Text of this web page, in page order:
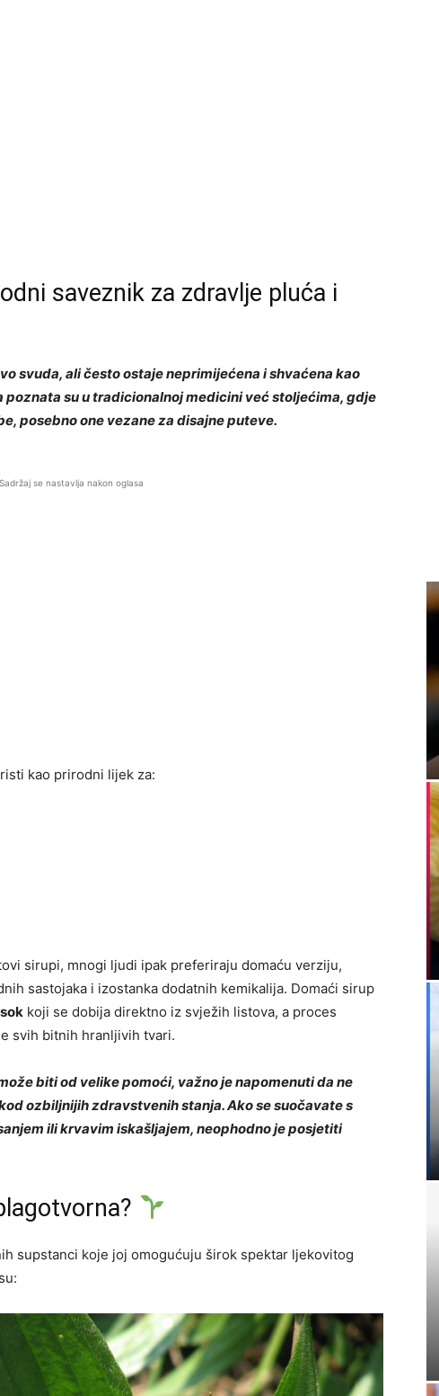
saveznik za zdravlje pluća i
svuda, ali često ostaje neprimijećena i shvaćena kao
su u tradicionalnoj medicini već stoljećima, gdje
posebno one vezane za disajne puteve.
Sadržaj se nastavlja nakon oglasa
kao prirodni lijek za:
sirupi, mnogi ljudi ipak preferiraju domaću verziju,
sastojaka i izostanka dodatnih kemikalija. Domaći sirup
koji se dobija direktno iz svježih listova, a proces
svih bitnih hranljivih tvari.
biti od velike pomoći, važno je napomenuti da ne
ozbiljnijih zdravstvenih stanja. Ako se suočavate s
ili krvavim iskašljajem, neophodno je posjetiti
supstanci koje joj omogućuju širok spektar ljekovitog